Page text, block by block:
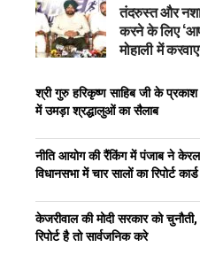
तंदरुस्त और नशा
करने के लिए
मोहाली में
श्री गुरु हरिकृष्ण साहिब जी के प्रकाश
में उमड़ा श्रद्धालुओं का सैलाब
नीति आयोग की रैंकिंग में पंजाब ने केरल
विधानसभा में चार सालों का रिपोर्ट
केजरीवाल की मोदी सरकार को
रिपोर्ट है तो सार्वजनिक करे